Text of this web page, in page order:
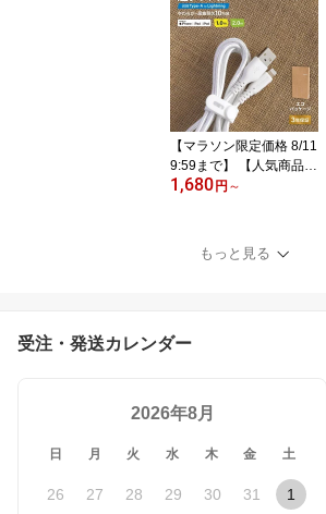
ype-C オス - Type-C メス
PD60W充電 データ転送
ブラック ポゴピン使用 1
年保証 送料無料 【Web
限定モデル】
【マラソン限定価格 8/11
9:59まで】 【人気商品】
超タフ ストロングケーブ
データ転送 シリコンケー
ブルバンド付き 1.0m 2.0
ジ【Web限定モデル】
1,680円 ～
もっと見る
受注・発送カレンダー
2026年8月
日 月 火 水 木 金 土
26 27 28 29 30 31 1